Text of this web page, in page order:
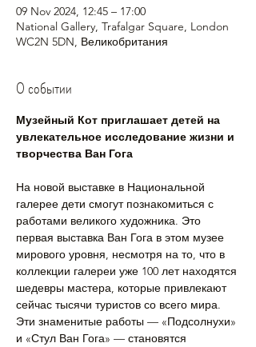
09 Nov 2024, 12:45 – 17:00
National Gallery, Trafalgar Square, London
WC2N 5DN, Великобритания
О событии
Музейный Кот приглашает детей на
увлекательное исследование жизни и
творчества Ван Гога
На новой выставке в Национальной
галерее дети смогут познакомиться с
работами великого художника. Это
первая выставка Ван Гога в этом музее
мирового уровня, несмотря на то, что в
коллекции галереи уже 100 лет находятся
шедевры мастера, которые привлекают
сейчас тысячи туристов со всего мира.
Эти знаменитые работы — «Подсолнухи»
и «Стул Ван Гога» — становятся